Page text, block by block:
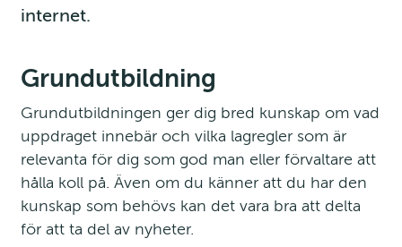
internet.
Grundutbildning
Grundutbildningen ger dig bred kunskap om vad
uppdraget innebär och vilka lagregler som är
relevanta för dig som god man eller förvaltare att
hålla koll på. Även om du känner att du har den
kunskap som behövs kan det vara bra att delta
för att ta del av nyheter.